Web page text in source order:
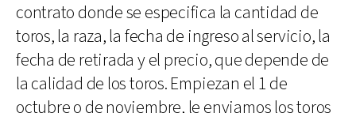
contrato donde se especifica la cantidad de
toros, la raza, la fecha de ingreso al servicio, la
fecha de retirada y el precio, que depende de
la calidad de los toros. Empiezan el 1 de
octubre o de noviembre, le enviamos los toros